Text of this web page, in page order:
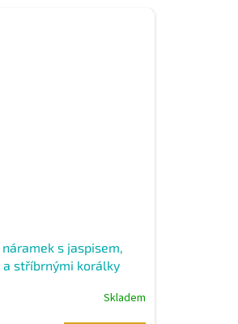
s jaspisem,
stříbrnými korálky
Skladem